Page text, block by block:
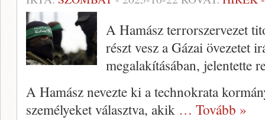
A Hamász terrorszervezet
részt vesz a Gázai övezetet
megalakításában, jelentette
A Hamász nevezte ki a technokrata
személyeket választva, akik … Tovább »